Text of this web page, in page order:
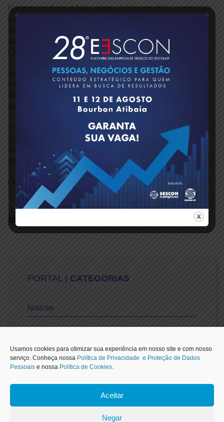
Usamos cookies para otimizar sua experiência em nosso site e com nosso
serviço. Conheça nossa Política de Privacidade e Proteção de Dados
Pessoais e nossa Política de Cookies.
Aceitar
Negar
Nesta terça-feira, 12 de agosto, o Sescon-SP, em parceria
com a SCI Sistemas Contábeis, realizou no auditório da
ACE Guarulhos (Associação Comercial e Empresarial de
Guarulhos) um workshop com o tema “Automação
Contábil”.
A diretora do Sescon-SP, Silvana Araújo, conduziu os
trabalhos, reforçando a importância da atualização
tecnológica para otimizar processos e ampliar a
competitividade das empresas contábeis.
O conteúdo foi apresentado pelo diretor fundador da SCI
Sistemas Contábeis, Elinton Marçal, e sua equipe, que
compartilharam experiências e soluções práticas para a
digitalização e automação de rotinas no setor.
Publicado em: 12/08/2025
#Compartilhe
PORTAL | CATEGORIAS
Notícias